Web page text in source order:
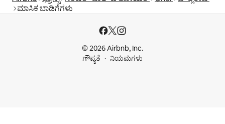
ಮಾಸಿಕ ಬಾಡಿಗೆಗಳು
© 2026 Airbnb, Inc.
ಗೌಪ್ಯತೆ
ನಿಯಮಗಳು